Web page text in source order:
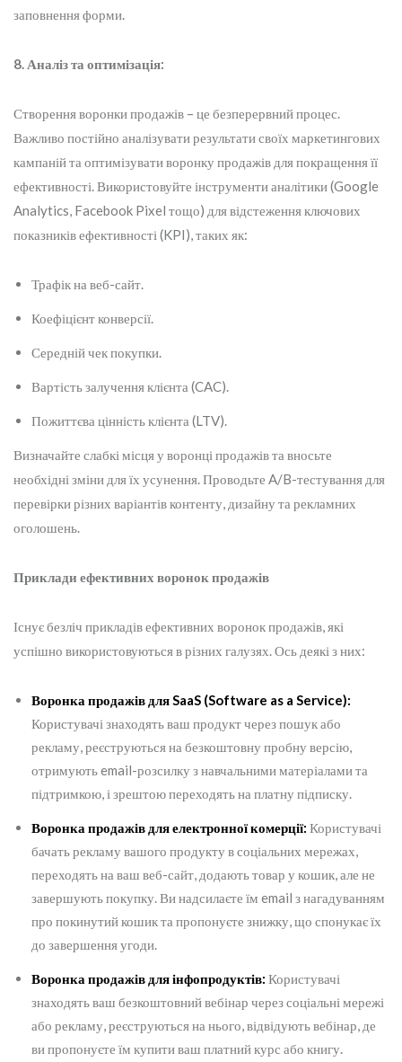
заповнення форми.
8. Аналіз та оптимізація:
Створення воронки продажів – це безперервний процес.
Важливо постійно аналізувати результати своїх маркетингових
кампаній та оптимізувати воронку продажів для покращення її
ефективності. Використовуйте інструменти аналітики (Google
Analytics, Facebook Pixel тощо) для відстеження ключових
показників ефективності (KPI), таких як:
Трафік на веб-сайт.
Коефіцієнт конверсії.
Середній чек покупки.
Вартість залучення клієнта (CAC).
Пожиттєва цінність клієнта (LTV).
Визначайте слабкі місця у воронці продажів та вносьте
необхідні зміни для їх усунення. Проводьте A/B-тестування для
перевірки різних варіантів контенту, дизайну та рекламних
оголошень.
Приклади ефективних воронок продажів
Існує безліч прикладів ефективних воронок продажів, які
успішно використовуються в різних галузях. Ось деякі з них:
Воронка продажів для SaaS (Software as a Service):
Користувачі знаходять ваш продукт через пошук або
рекламу, реєструються на безкоштовну пробну версію,
отримують email-розсилку з навчальними матеріалами та
підтримкою, і зрештою переходять на платну підписку.
Воронка продажів для електронної комерції: Користувачі
бачать рекламу вашого продукту в соціальних мережах,
переходять на ваш веб-сайт, додають товар у кошик, але не
завершують покупку. Ви надсилаєте їм email з нагадуванням
про покинутий кошик та пропонуєте знижку, що спонукає їх
до завершення угоди.
Воронка продажів для інфопродуктів: Користувачі
знаходять ваш безкоштовний вебінар через соціальні мережі
або рекламу, реєструються на нього, відвідують вебінар, де
ви пропонуєте їм купити ваш платний курс або книгу.